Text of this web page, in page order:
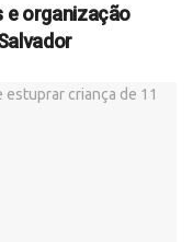
e organização